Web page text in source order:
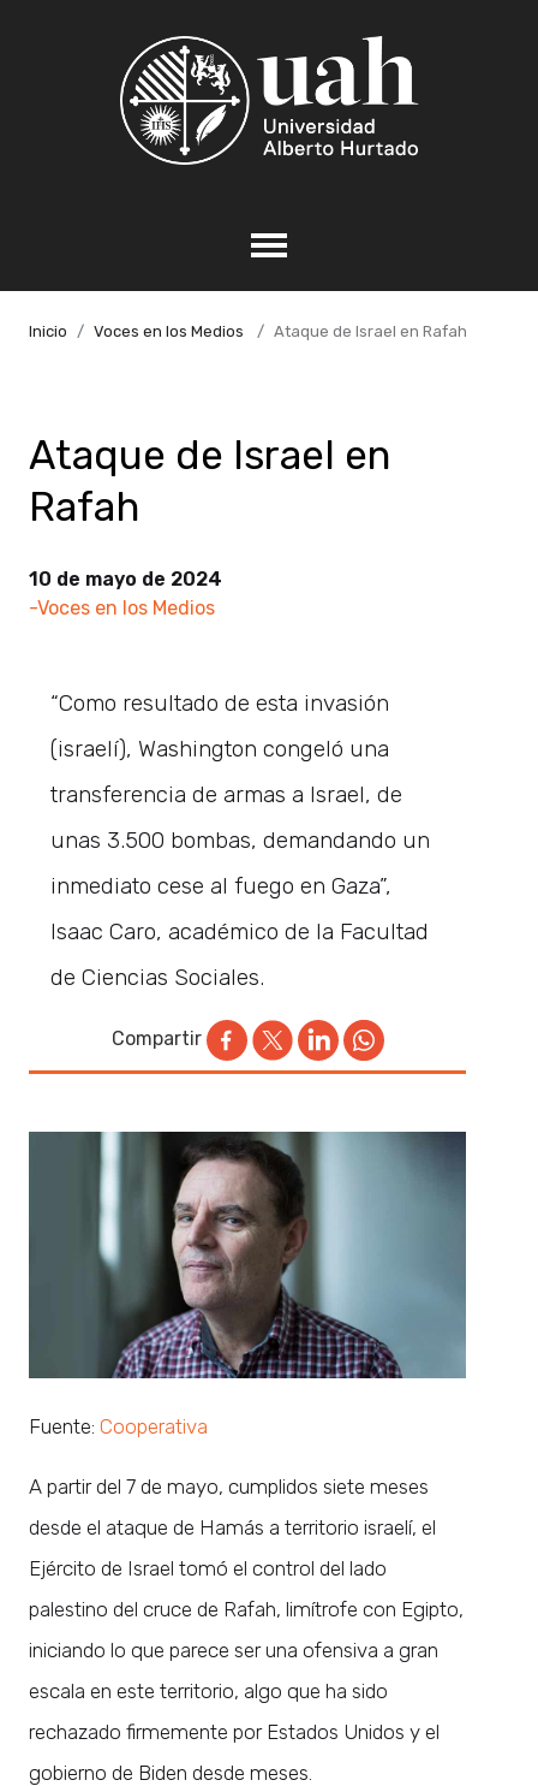
Inicio Voces en los Medios Ataque de Israel en Rafah
Ataque de Israel en
Rafah
10 de mayo de 2024
-Voces en los Medios
“Como resultado de esta invasión
(israelí), Washington congeló una
transferencia de armas a Israel, de
unas 3.500 bombas, demandando un
inmediato cese al fuego en Gaza”,
Isaac Caro, académico de la Facultad
de Ciencias Sociales.
Compartir
Fuente: Cooperativa
A partir del 7 de mayo, cumplidos siete meses
desde el ataque de Hamás a territorio israelí, el
Ejército de Israel tomó el control del lado
palestino del cruce de Rafah, limítrofe con Egipto,
iniciando lo que parece ser una ofensiva a gran
escala en este territorio, algo que ha sido
rechazado firmemente por Estados Unidos y el
gobierno de Biden desde meses.